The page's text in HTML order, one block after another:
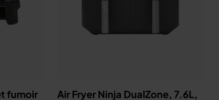
fumoir
Air Fryer Ninja DualZone, 7.6L,